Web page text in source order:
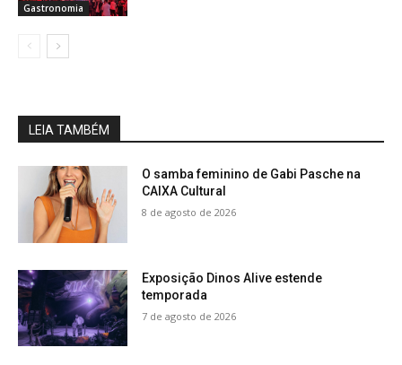
Gastronomia
LEIA TAMBÉM
O samba feminino de Gabi Pasche na
CAIXA Cultural
8 de agosto de 2026
Exposição Dinos Alive estende
temporada
7 de agosto de 2026